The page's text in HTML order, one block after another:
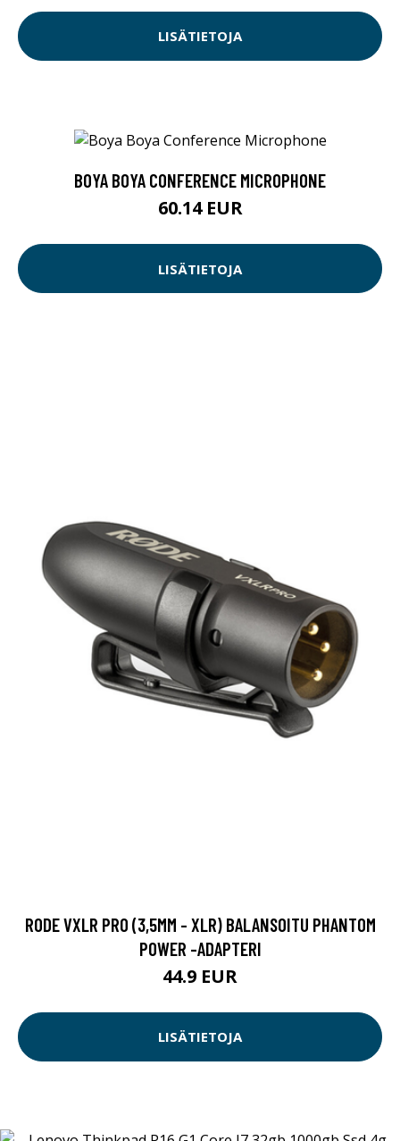
LISÄTIETOJA
BOYA BOYA CONFERENCE MICROPHONE
60.14 EUR
LISÄTIETOJA
RODE VXLR PRO (3,5MM - XLR) BALANSOITU PHANTOM
POWER -ADAPTERI
44.9 EUR
LISÄTIETOJA